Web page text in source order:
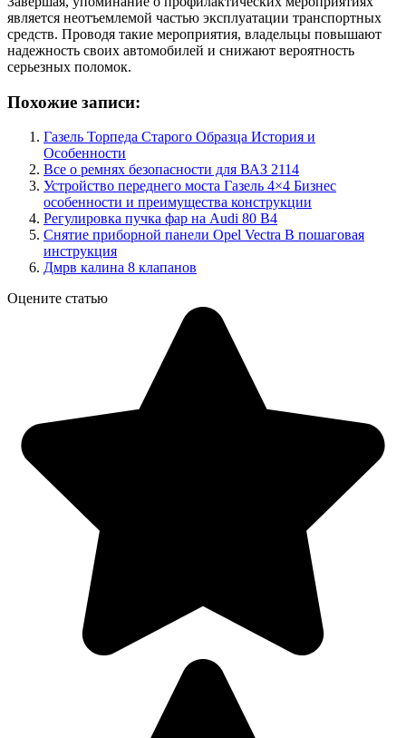
является неотъемлемой частью эксплуатации транспортных
средств. Проводя такие мероприятия, владельцы повышают
надежность своих автомобилей и снижают вероятность
серьезных поломок.
Похожие записи:
Газель Торпеда Старого Образца История и
Особенности
Все о ремнях безопасности для ВАЗ 2114
Устройство переднего моста Газель 4×4 Бизнес
особенности и преимущества конструкции
Регулировка пучка фар на Audi 80 B4
Снятие приборной панели Opel Vectra B пошаговая
инструкция
Дмрв калина 8 клапанов
Оцените статью